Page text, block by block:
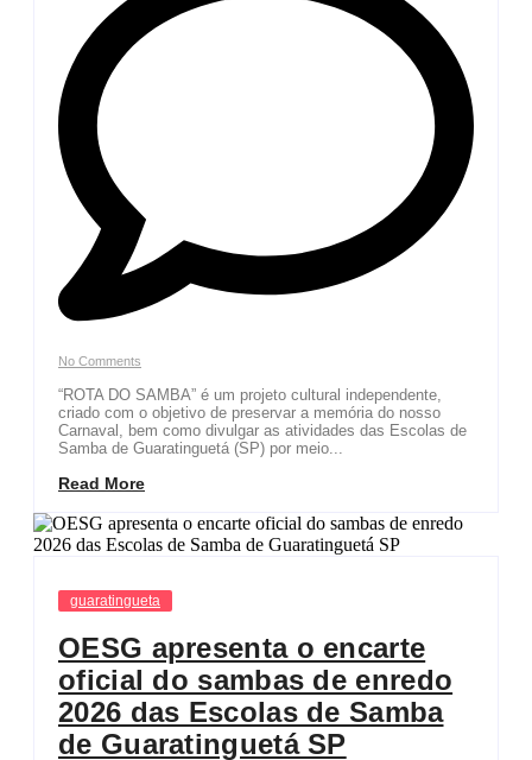
No Comments
“ROTA DO SAMBA” é um projeto cultural independente,
criado com o objetivo de preservar a memória do nosso
Carnaval, bem como divulgar as atividades das Escolas de
Samba de Guaratinguetá (SP) por meio...
Read More
guaratingueta
OESG apresenta o encarte
oficial do sambas de enredo
2026 das Escolas de Samba
de Guaratinguetá SP